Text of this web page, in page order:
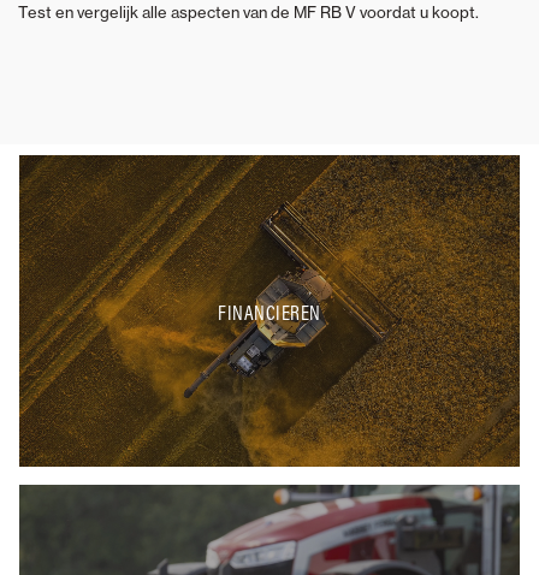
Test en vergelijk alle aspecten van de MF RB V voordat u koopt.
FINANCIEREN